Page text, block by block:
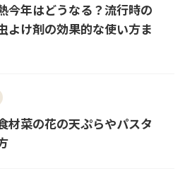
今年はどうなる？流行時の
よけ剤の効果的な使い方ま
材菜の花の天ぷらやパスタ